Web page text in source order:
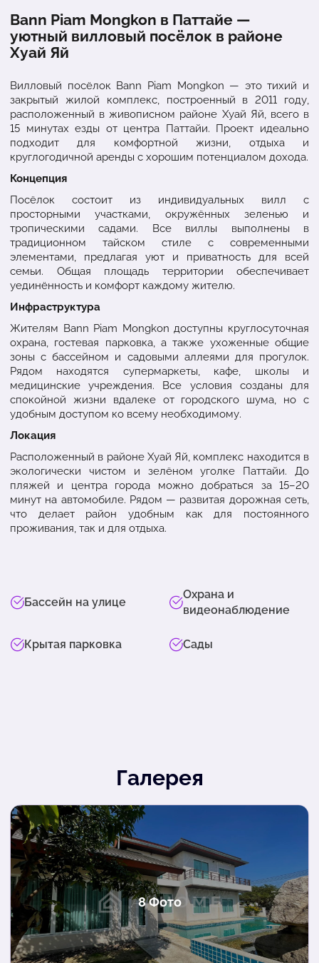
Bann Piam Mongkon в Паттайе —
уютный вилловый посёлок в районе
Хуай Яй
Вилловый посёлок Bann Piam Mongkon — это тихий и
закрытый жилой комплекс, построенный в 2011 году,
расположенный в живописном районе Хуай Яй, всего в
15 минутах езды от центра Паттайи. Проект идеально
подходит для комфортной жизни, отдыха и
круглогодичной аренды с хорошим потенциалом дохода.
Концепция
Посёлок состоит из индивидуальных вилл с
просторными участками, окружённых зеленью и
тропическими садами. Все виллы выполнены в
традиционном тайском стиле с современными
элементами, предлагая уют и приватность для всей
семьи. Общая площадь территории обеспечивает
уединённость и комфорт каждому жителю.
Инфраструктура
Жителям Bann Piam Mongkon доступны круглосуточная
охрана, гостевая парковка, а также ухоженные общие
зоны с бассейном и садовыми аллеями для прогулок.
Рядом находятся супермаркеты, кафе, школы и
медицинские учреждения. Все условия созданы для
спокойной жизни вдалеке от городского шума, но с
удобным доступом ко всему необходимому.
Локация
Расположенный в районе Хуай Яй, комплекс находится в
экологически чистом и зелёном уголке Паттайи. До
пляжей и центра города можно добраться за 15–20
минут на автомобиле. Рядом — развитая дорожная сеть,
что делает район удобным как для постоянного
проживания, так и для отдыха.
Бассейн на улице
Охрана и
видеонаблюдение
Крытая парковка Сады
Галерея
8 Фото